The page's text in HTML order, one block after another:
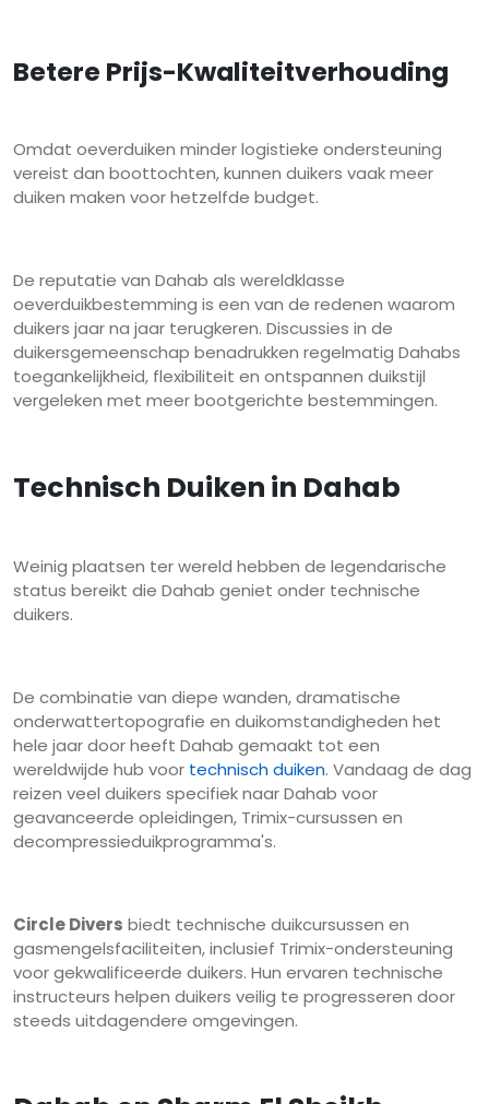
Betere Prijs-Kwaliteitverhouding
Omdat oeverduiken minder logistieke ondersteuning
vereist dan boottochten, kunnen duikers vaak meer
duiken maken voor hetzelfde budget.
De reputatie van Dahab als wereldklasse
oeverduikbestemming is een van de redenen waarom
duikers jaar na jaar terugkeren. Discussies in de
duikersgemeenschap benadrukken regelmatig Dahabs
toegankelijkheid, flexibiliteit en ontspannen duikstijl
vergeleken met meer bootgerichte bestemmingen.
Technisch Duiken in Dahab
Weinig plaatsen ter wereld hebben de legendarische
status bereikt die Dahab geniet onder technische
duikers.
De combinatie van diepe wanden, dramatische
onderwattertopografie en duikomstandigheden het
hele jaar door heeft Dahab gemaakt tot een
wereldwijde hub voor technisch duiken. Vandaag de dag
reizen veel duikers specifiek naar Dahab voor
geavanceerde opleidingen, Trimix-cursussen en
decompressieduikprogramma's.
Circle Divers biedt technische duikcursussen en
gasmengelsfaciliteiten, inclusief Trimix-ondersteuning
voor gekwalificeerde duikers. Hun ervaren technische
instructeurs helpen duikers veilig te progresseren door
steeds uitdagendere omgevingen.